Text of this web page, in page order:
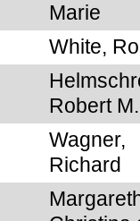
Marie
White,
Robert M.
Wagner,
Richard